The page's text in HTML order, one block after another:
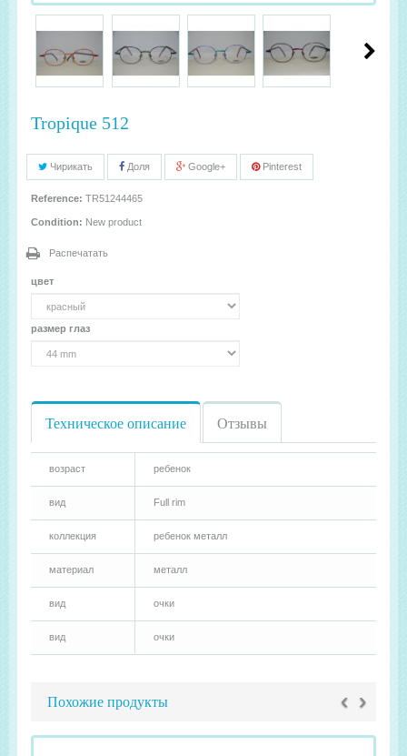
Tropique 512
Чирикать Доля Google+ Pinterest
Reference: TR51244465
Condition: New product
Распечатать
цвет
размер глаз
Техническое описание Отзывы
возраст ребенок
вид Full rim
коллекция ребенок металл
материал металл
вид очки
вид очки
Похожие продукты ‹ ›